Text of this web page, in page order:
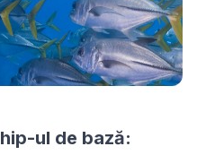
ul de bază: